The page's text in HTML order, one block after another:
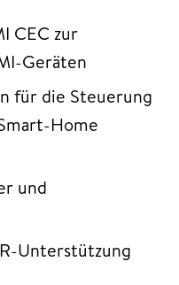
CEC zur
Geräten
für die Steuerung
Home
und
Unterstützung